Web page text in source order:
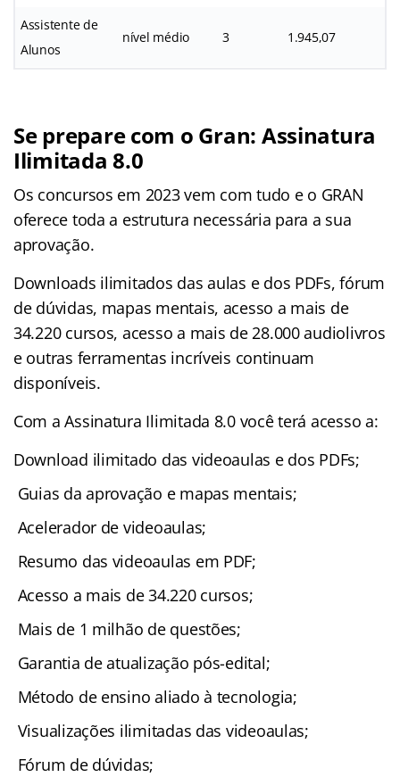
Assistente de
Alunos
nível médio 3 1.945,07
Se prepare com o Gran: Assinatura
Ilimitada 8.0
Os concursos em 2023 vem com tudo e o GRAN
oferece toda a estrutura necessária para a sua
aprovação.
Downloads ilimitados das aulas e dos PDFs, fórum
de dúvidas, mapas mentais, acesso a mais de
34.220 cursos, acesso a mais de 28.000 audiolivros
e outras ferramentas incríveis continuam
disponíveis.
Com a Assinatura Ilimitada 8.0 você terá acesso a:
Download ilimitado das videoaulas e dos PDFs;
Guias da aprovação e mapas mentais;
Acelerador de videoaulas;
Resumo das videoaulas em PDF;
Acesso a mais de 34.220 cursos;
Mais de 1 milhão de questões;
Garantia de atualização pós-edital;
Método de ensino aliado à tecnologia;
Visualizações ilimitadas das videoaulas;
Fórum de dúvidas;